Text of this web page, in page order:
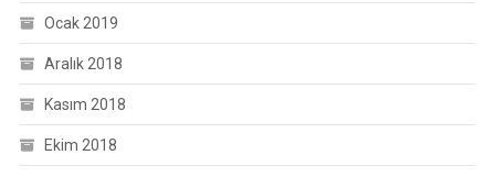
Ocak 2019
Aralık 2018
Kasım 2018
Ekim 2018